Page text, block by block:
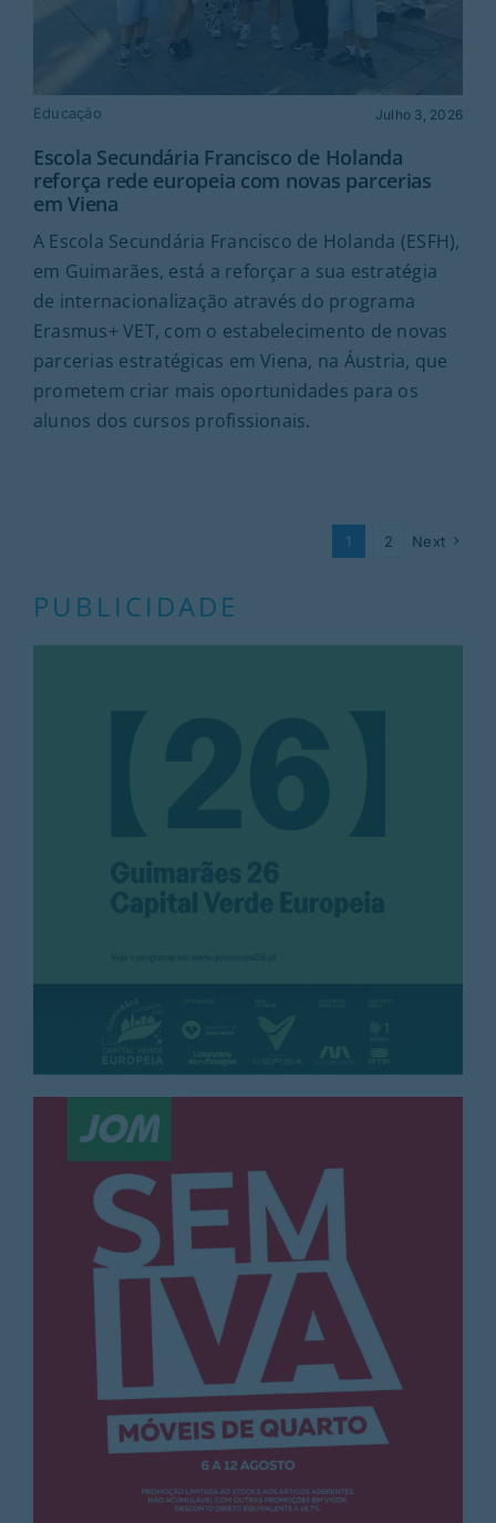
Educação Julho 3, 2026
Escola Secundária Francisco de Holanda
reforça rede europeia com novas parcerias
em Viena
A Escola Secundária Francisco de Holanda (ESFH),
em Guimarães, está a reforçar a sua estratégia
de internacionalização através do programa
Erasmus+ VET, com o estabelecimento de novas
parcerias estratégicas em Viena, na Áustria, que
prometem criar mais oportunidades para os
alunos dos cursos profissionais.
1 2 Next
PUBLICIDADE